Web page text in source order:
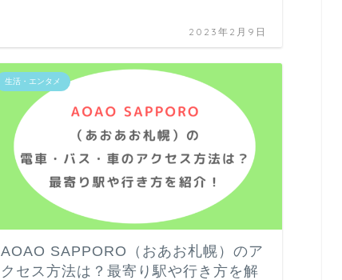
2023年2月9日
生活・エンタメ
AOAO SAPPORO（おあお札幌）のア
クセス方法は？最寄り駅や行き方を解